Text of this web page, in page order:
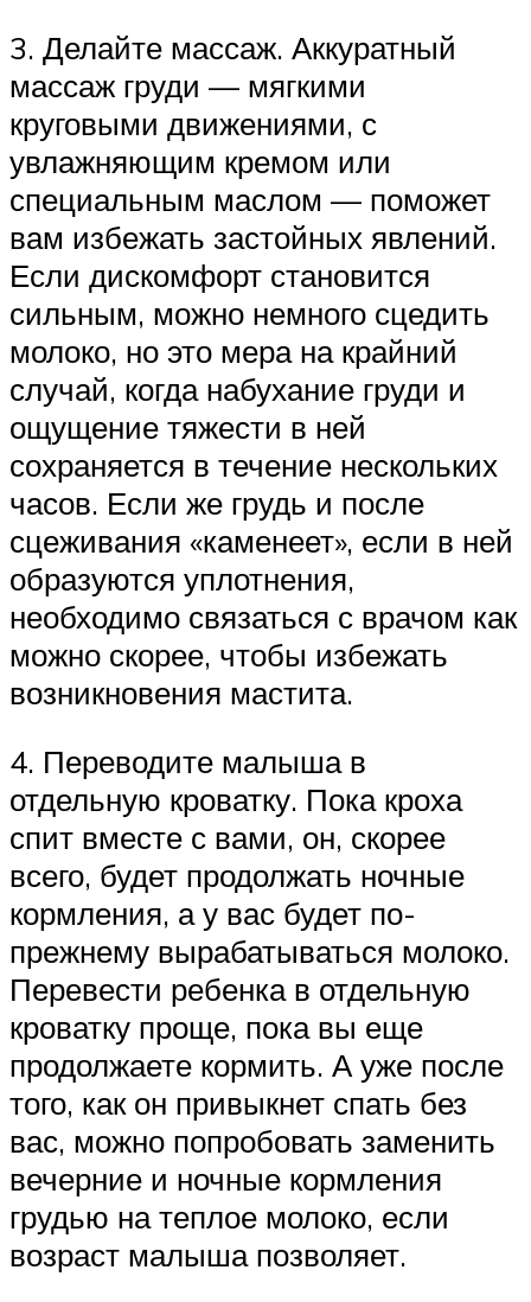
3. Делайте массаж. Аккуратный
массаж груди — мягкими
круговыми движениями, с
увлажняющим кремом или
специальным маслом — поможет
вам избежать застойных явлений.
Если дискомфорт становится
сильным, можно немного сцедить
молоко, но это мера на крайний
случай, когда набухание груди и
ощущение тяжести в ней
сохраняется в течение нескольких
часов. Если же грудь и после
сцеживания «каменеет», если в ней
образуются уплотнения,
необходимо связаться с врачом как
можно скорее, чтобы избежать
возникновения мастита.
4. Переводите малыша в
отдельную кроватку. Пока кроха
спит вместе с вами, он, скорее
всего, будет продолжать ночные
кормления, а у вас будет по-
прежнему вырабатываться молоко.
Перевести ребенка в отдельную
кроватку проще, пока вы еще
продолжаете кормить. А уже после
того, как он привыкнет спать без
вас, можно попробовать заменить
вечерние и ночные кормления
грудью на теплое молоко, если
возраст малыша позволяет.